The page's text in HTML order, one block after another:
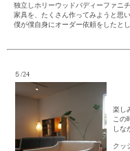
独立しホリーウッドバディーファニ
家具を、たくさん作ってみようと思い
僕が僕自身にオーダー依頼をしたと
５/24
楽し
この
しな
クッ